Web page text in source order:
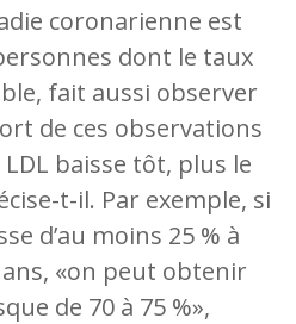
coronarienne est
dont le taux
fait aussi observer
de ces observations
baisse tôt, plus le
t-il. Par exemple, si
d’au moins 25 % à
ans, «on peut obtenir
de 70 à 75 %»,